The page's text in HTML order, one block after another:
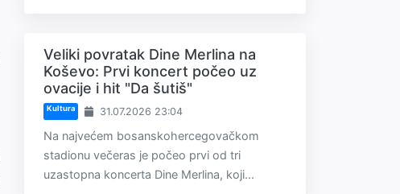
Veliki povratak Dine Merlina na
Koševo: Prvi koncert počeo uz
ovacije i hit "Da šutiš"
Kultura 31.07.2026 23:04
Na najvećem bosanskohercegovačkom
stadionu večeras je počeo prvi od tri
uzastopna koncerta Dine Merlina, koji...